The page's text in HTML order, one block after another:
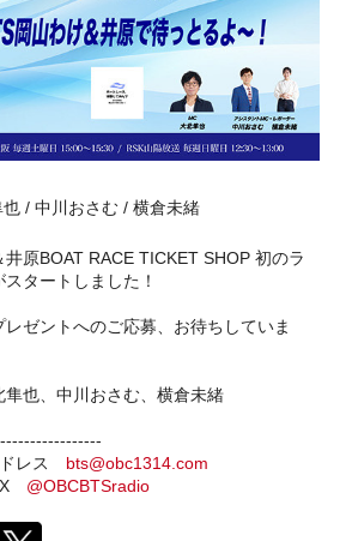
也 / 中川おさむ / 横倉未緒
井原BOAT RACE TICKET SHOP 初のラ
タートしました！
レゼントへのご応募、お待ちしていま
隼也、中川おさむ、横倉未緒
レス bts@obc1314.com
X @OBCBTSradio